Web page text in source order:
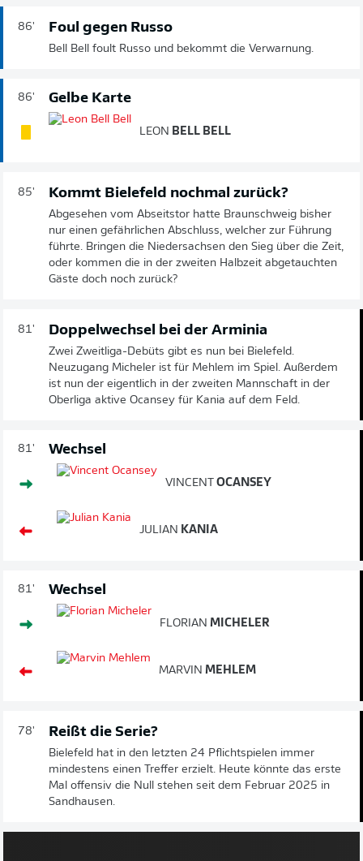
86' Foul gegen Russo
Bell Bell foult Russo und bekommt die Verwarnung.
86' Gelbe Karte
LEON BELL BELL
85' Kommt Bielefeld nochmal zurück?
Abgesehen vom Abseitstor hatte Braunschweig bisher
nur einen gefährlichen Abschluss, welcher zur Führung
führte. Bringen die Niedersachsen den Sieg über die Zeit,
oder kommen die in der zweiten Halbzeit abgetauchten
Gäste doch noch zurück?
81' Doppelwechsel bei der Arminia
Zwei Zweitliga-Debüts gibt es nun bei Bielefeld.
Neuzugang Micheler ist für Mehlem im Spiel. Außerdem
ist nun der eigentlich in der zweiten Mannschaft in der
Oberliga aktive Ocansey für Kania auf dem Feld.
81' Wechsel
VINCENT OCANSEY
JULIAN KANIA
81' Wechsel
FLORIAN MICHELER
MARVIN MEHLEM
78' Reißt die Serie?
Bielefeld hat in den letzten 24 Pflichtspielen immer
mindestens einen Treffer erzielt. Heute könnte das erste
Mal offensiv die Null stehen seit dem Februar 2025 in
Sandhausen.